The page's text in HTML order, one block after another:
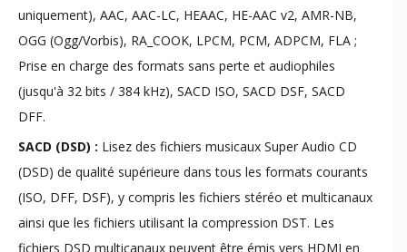
uniquement), AAC, AAC-LC, HEAAC, HE-AAC v2, AMR-NB,
OGG (Ogg/Vorbis), RA_COOK, LPCM, PCM, ADPCM, FLA ;
Prise en charge des formats sans perte et audiophiles
(jusqu'à 32 bits / 384 kHz), SACD ISO, SACD DSF, SACD
DFF.
SACD (DSD) : Lisez des fichiers musicaux Super Audio CD
(DSD) de qualité supérieure dans tous les formats courants
(ISO, DFF, DSF), y compris les fichiers stéréo et multicanaux
ainsi que les fichiers utilisant la compression DST. Les
fichiers DSD multicanaux peuvent être émis vers HDMI en